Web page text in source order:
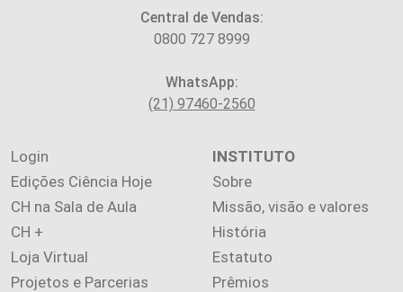
Central de Vendas:
0800 727 8999
WhatsApp:
(21) 97460-2560
Login
Edições Ciência Hoje
CH na Sala de Aula
CH +
Loja Virtual
Projetos e Parcerias
INSTITUTO
Sobre
Missão, visão e valores
História
Estatuto
Prêmios